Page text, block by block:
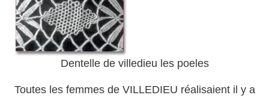
Dentelle de villedieu les poeles
Toutes les femmes de VILLEDIEU réalisaient il y a